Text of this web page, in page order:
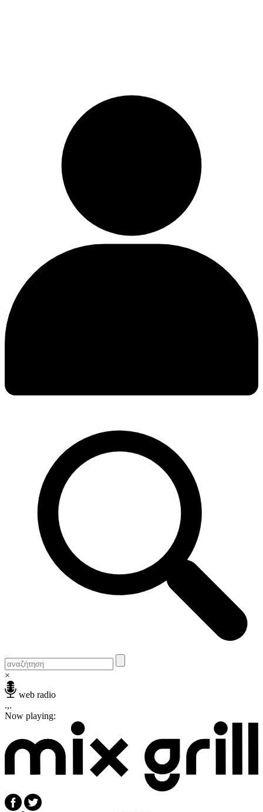
×
web radio
.,.
Now playing: